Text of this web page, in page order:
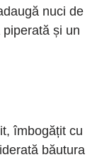
nuci de
și un
îmbogățit cu
băutura